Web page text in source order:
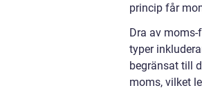
princip får
Dra av moms-
typer
begränsat till
moms, vilket